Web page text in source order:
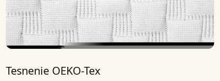
Tesnenie OEKO-Tex